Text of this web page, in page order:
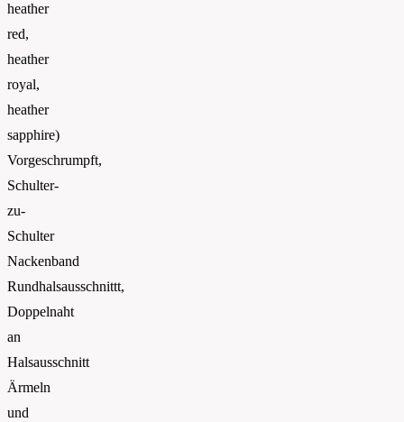
heather
red,
heather
royal,
heather
sapphire)
Vorgeschrumpft,
Schulter-
zu-
Schulter
Nackenband
Rundhalsausschnittt,
Doppelnaht
an
Halsausschnitt
Ärmeln
und